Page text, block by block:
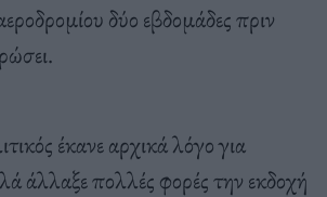
δύο εβδομάδες πριν
έκανε αρχικά λόγο για
άλλαξε πολλές φορές την εκδοχή